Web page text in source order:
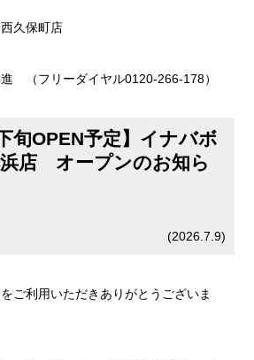
久保町店
（フリーダイヤル0120-266-178）
旬OPEN予定】イナバボ
店 オープンのお知ら
(2026.7.9)
ご利用いただきありがとうございま